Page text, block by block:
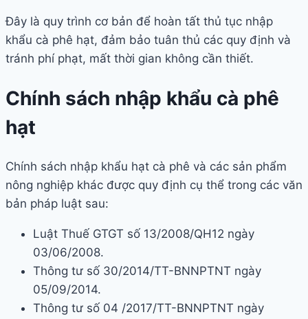
Đây là quy trình cơ bản để hoàn tất thủ tục nhập
khẩu cà phê hạt, đảm bảo tuân thủ các quy định và
tránh phí phạt, mất thời gian không cần thiết.
Chính sách nhập khẩu cà phê
hạt
Chính sách nhập khẩu hạt cà phê và các sản phẩm
nông nghiệp khác được quy định cụ thể trong các văn
bản pháp luật sau:
Luật Thuế GTGT số 13/2008/QH12 ngày
03/06/2008.
Thông tư số 30/2014/TT-BNNPTNT ngày
05/09/2014.
Thông tư số 04 /2017/TT-BNNPTNT ngày